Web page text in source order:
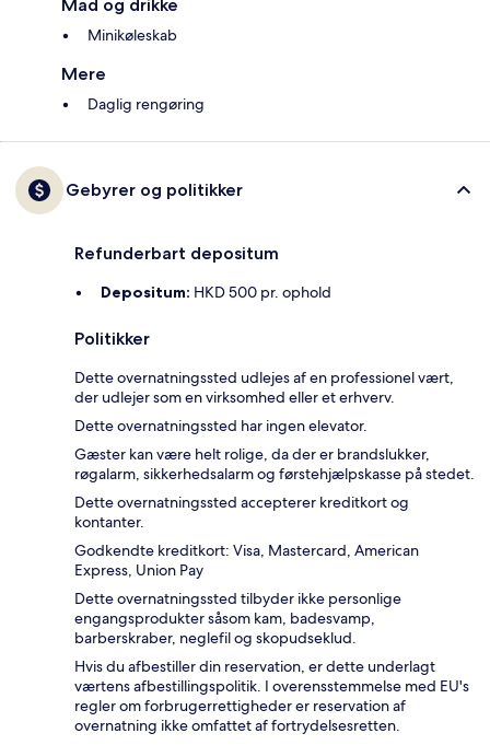
Mad og drikke
Minikøleskab
Mere
Daglig rengøring
Gebyrer og politikker
Refunderbart depositum
Depositum: HKD 500 pr. ophold
Politikker
Dette overnatningssted udlejes af en professionel vært,
der udlejer som en virksomhed eller et erhverv.
Dette overnatningssted har ingen elevator.
Gæster kan være helt rolige, da der er brandslukker,
røgalarm, sikkerhedsalarm og førstehjælpskasse på stedet.
Dette overnatningssted accepterer kreditkort og
kontanter.
Godkendte kreditkort: Visa, Mastercard, American
Express, Union Pay
Dette overnatningssted tilbyder ikke personlige
engangsprodukter såsom kam, badesvamp,
barberskraber, neglefil og skopudseklud.
Hvis du afbestiller din reservation, er dette underlagt
værtens afbestillingspolitik. I overensstemmelse med EU's
regler om forbrugerrettigheder er reservation af
overnatning ikke omfattet af fortrydelsesretten.